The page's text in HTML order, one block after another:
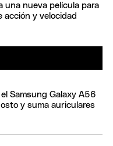
una nueva película para
acción y velocidad
Samsung Galaxy A56
y suma auriculares